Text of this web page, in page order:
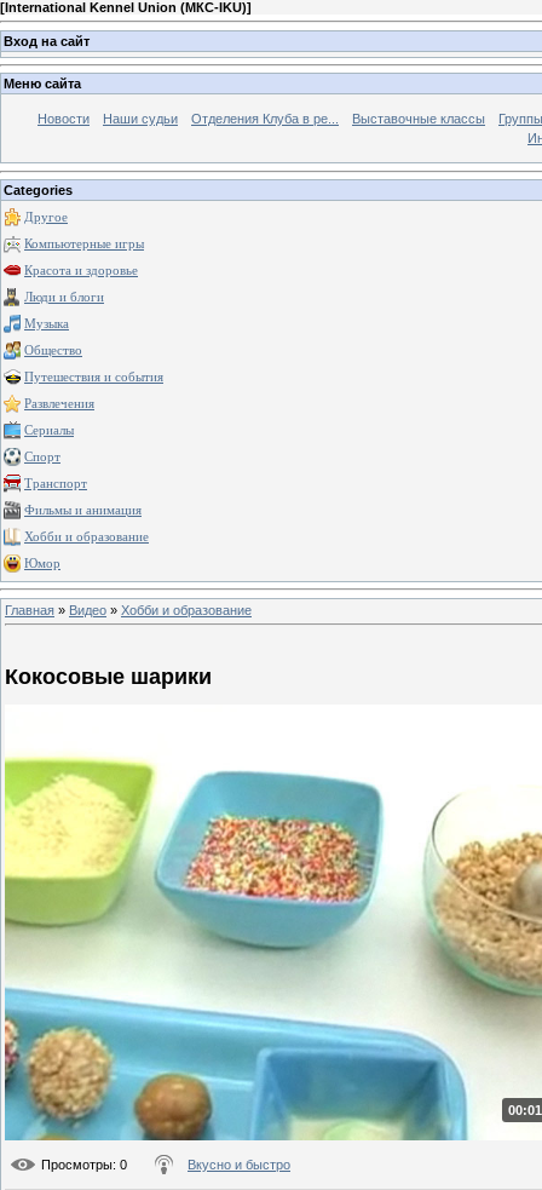
[International Kennel Union (МКС-IKU)]
Вход на сайт
Меню сайта
Новости Наши судьи Отделения Клуба в ре... Выставочные классы
Categories
Другое
Компьютерные игры
Красота и здоровье
Люди и блоги
Музыка
Общество
Путешествия и события
Развлечения
Сериалы
Спорт
Транспорт
Фильмы и анимация
Хобби и образование
Юмор
Главная » Видео » Хобби и образование
Кокосовые шарики
Просмотры: 0 Вкусно и быстро